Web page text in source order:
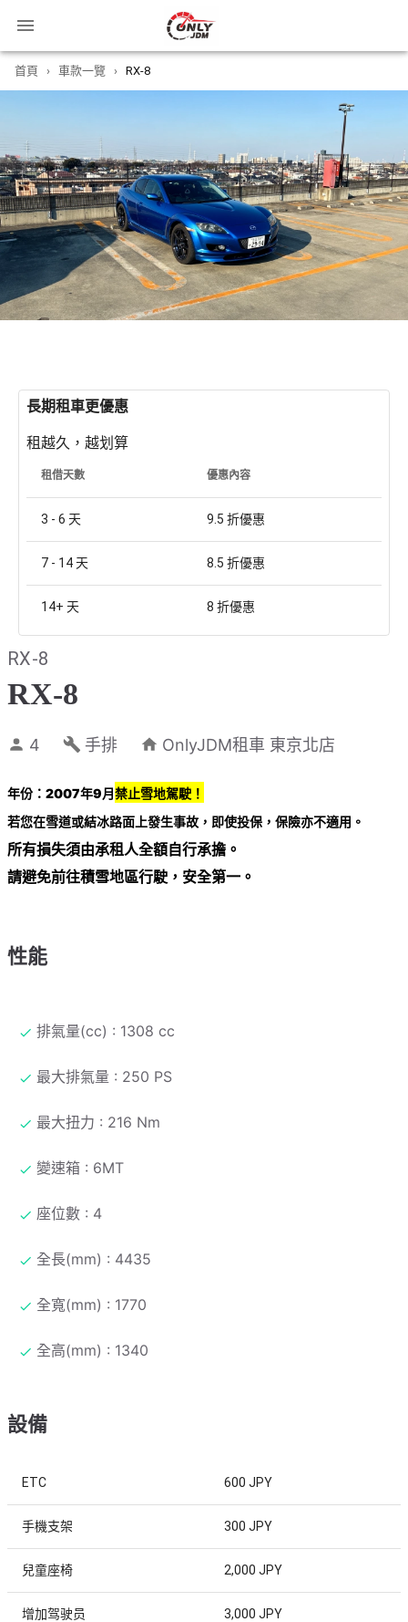
首頁 › 車款一覽 › RX-8
長期租車更優惠
租越久，越划算
租借天數 優惠內容
3 - 6 天 9.5 折優惠
7 - 14 天 8.5 折優惠
14+ 天 8 折優惠
RX-8
RX-8
4 手排 OnlyJDM租車 東京北店
年份：2007年9月禁止雪地駕駛！
若您在雪道或結冰路面上發生事故，即使投保，保險亦不適用。
所有損失須由承租人全額自行承擔。
請避免前往積雪地區行駛，安全第一。
性能
排氣量(cc) : 1308 cc
最大排氣量 : 250 PS
最大扭力 : 216 Nm
變速箱 : 6MT
座位數 : 4
全長(mm) : 4435
全寬(mm) : 1770
全高(mm) : 1340
設備
ETC 600 JPY
手機支架 300 JPY
兒童座椅 2,000 JPY
增加驾驶员 3,000 JPY